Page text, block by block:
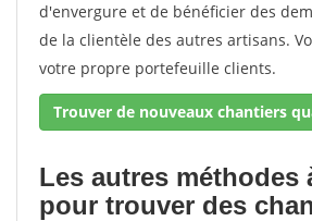
d'envergure et de bénéficier des
de la clientèle des autres artisans.
votre propre portefeuille clients.
Les autres méthodes
pour trouver des